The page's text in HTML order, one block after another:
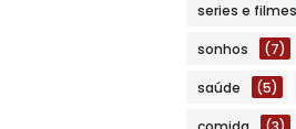
series e filmes
sonhos (7)
saúde (5)